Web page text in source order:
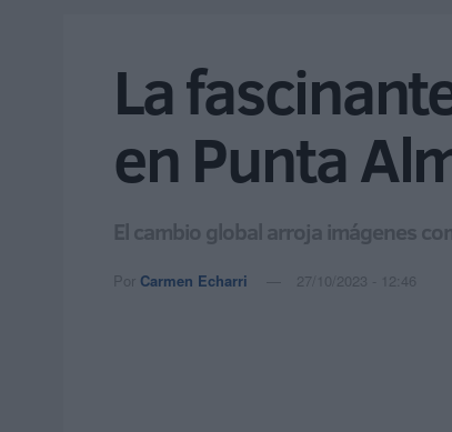
La
en Punta
El cambio global arroja imágenes
Por Carmen Echarri 27/10/2023 - 12:46